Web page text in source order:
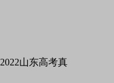
山东高考真